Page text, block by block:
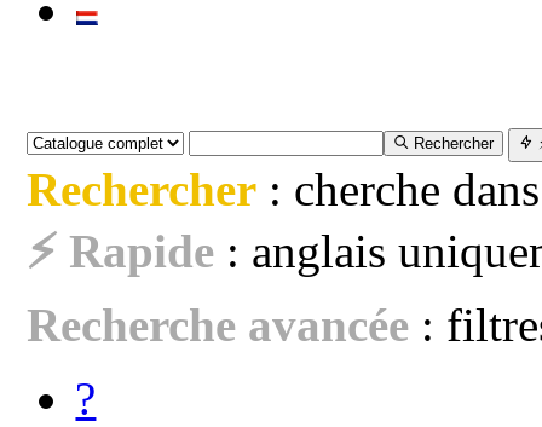
Rechercher
Rechercher : cherche
⚡ Rapide : anglais
Recherche avancée :
?